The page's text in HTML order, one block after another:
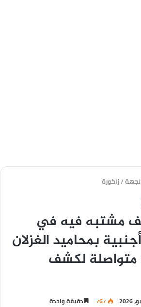
/زاكورة
مشتبه فيه في
بمحاميد الغزلان
متواصلة لكشف
767 دقيقة واحدة